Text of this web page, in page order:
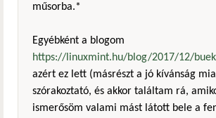
műsorba.*
Egyébként a blogom
https://linuxmint.hu/blog/2017/12/buek
azért ez lett (másrészt a jó kívánság
szórakoztató, és akkor találtam rá,
ismerősöm valami mást látott bele a